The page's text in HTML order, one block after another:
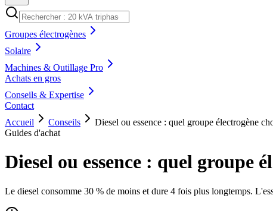
Groupes électrogènes
Solaire
Machines & Outillage Pro
Achats en gros
Conseils & Expertise
Contact
Accueil
Conseils
Diesel ou essence : quel groupe électrogène
Guides d'achat
Diesel ou essence : quel groupe
Le diesel consomme 30 % de moins et dure 4 fois plus longtemps.